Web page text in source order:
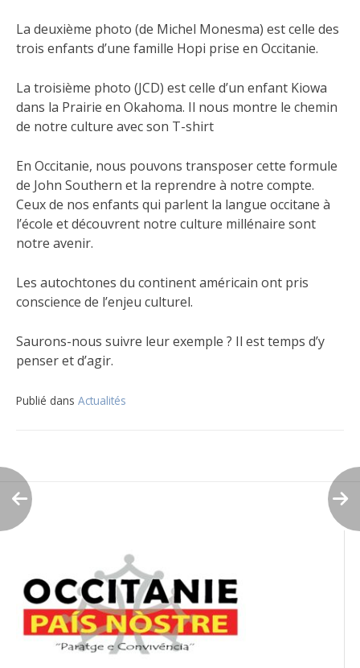
La deuxième photo (de Michel Monesma) est celle des
trois enfants d’une famille Hopi prise en Occitanie.
La troisième photo (JCD) est celle d’un enfant Kiowa
dans la Prairie en Okahoma. Il nous montre le chemin
de notre culture avec son T-shirt
En Occitanie, nous pouvons transposer cette formule
de John Southern et la reprendre à notre compte.
Ceux de nos enfants qui parlent la langue occitane à
l’école et découvrent notre culture millénaire sont
notre avenir.
Les autochtones du continent américain ont pris
conscience de l’enjeu culturel.
Saurons-nous suivre leur exemple ? Il est temps d’y
penser et d’agir.
Publié dans Actualités
de
l’article